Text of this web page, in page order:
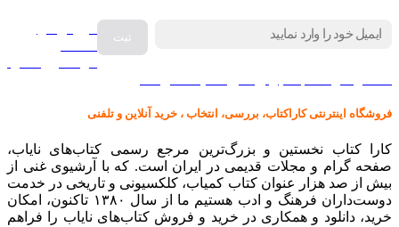
فروش انواع
فروشگاه اینترنتی کاراکتاب، بررسی، انتخاب ، خرید آنلاین و تلفنی
کارا کتاب نخستین و بزرگ‌ترین مرجع رسمی کتاب‌های نایاب،
صفحه گرام و مجلات قدیمی در ایران است. که با آرشیوی غنی از
بیش از صد هزار عنوان کتاب کمیاب، کلکسیونی و تاریخی در خدمت
دوست‌داران فرهنگ و ادب هستیم ما از سال ۱۳۸۰ تاکنون، امکان
خرید، دانلود و همکاری در خرید و فروش کتاب‌های نایاب را فراهم